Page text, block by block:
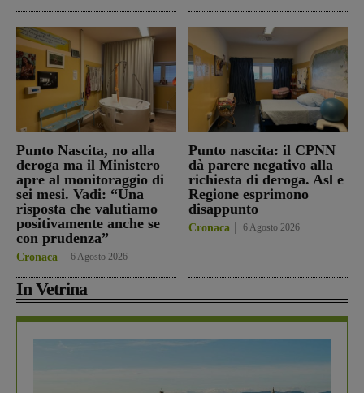
Punto Nascita, no alla
deroga ma il Ministero
apre al monitoraggio di
sei mesi. Vadi: “Una
risposta che valutiamo
positivamente anche se
con prudenza”
Cronaca 6 Agosto 2026
Punto nascita: il CPNN
dà parere negativo alla
richiesta di deroga. Asl e
Regione esprimono
disappunto
Cronaca 6 Agosto 2026
In Vetrina